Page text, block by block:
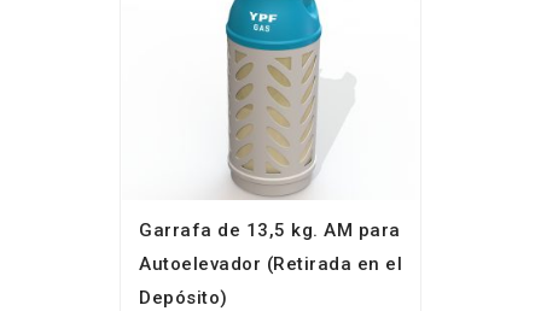
Garrafa de 13,5 kg. AM para
Autoelevador (Retirada en el
Depósito)